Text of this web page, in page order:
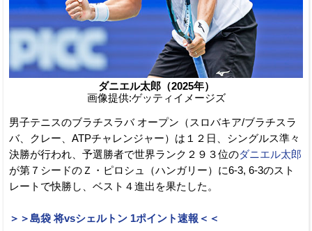
ダニエル太郎（2025年）
画像提供:ゲッティイメージズ
男子テニスのブラチスラバ オープン（スロバキア/ブラチスラ
バ、クレー、ATPチャレンジャー）は１２日、シングルス準々
決勝が行われ、予選勝者で世界ランク２９３位のダニエル太郎
が第７シードのＺ・ピロシュ（ハンガリー）に6-3, 6-3のスト
レートで快勝し、ベスト４進出を果たした。
＞＞島袋 将vsシェルトン 1ポイント速報＜＜